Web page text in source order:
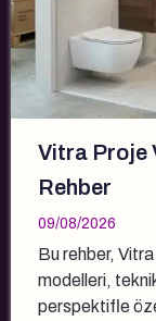
Vitra Proje
Rehber
09/08/2026
Bu rehber, Vitra
modelleri,
perspektifle